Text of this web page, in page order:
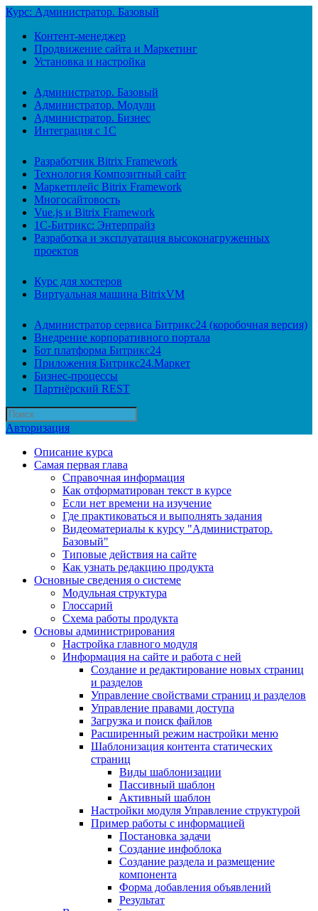
Курс: Администратор. Базовый
Контент-менеджер
Продвижение сайта и Маркетинг
Установка и настройка
Администратор. Базовый
Администратор. Модули
Администратор. Бизнес
Интеграция с 1С
Разработчик Bitrix Framework
Технология Композитный сайт
Маркетплейс Bitrix Framework
Многосайтовость
Vue.js и Bitrix Framework
1С-Битрикс: Энтерпрайз
Разработка и эксплуатация высоконагруженных
проектов
Курс для хостеров
Виртуальная машина BitrixVM
Администратор сервиса Битрикс24 (коробочная версия)
Внедрение корпоративного портала
Бот платформа Битрикс24
Приложения Битрикс24.Маркет
Бизнес-процессы
Партнёрский REST
Авторизация
Описание курса
Самая первая глава
Справочная информация
Как отформатирован текст в курсе
Если нет времени на изучение
Где практиковаться и выполнять задания
Видеоматериалы к курсу "Администратор.
Базовый"
Типовые действия на сайте
Как узнать редакцию продукта
Основные сведения о системе
Модульная структура
Глоссарий
Схема работы продукта
Основы администрирования
Настройка главного модуля
Информация на сайте и работа с ней
Создание и редактирование новых страниц
и разделов
Управление свойствами страниц и разделов
Управление правами доступа
Загрузка и поиск файлов
Расширенный режим настройки меню
Шаблонизация контента статических
страниц
Виды шаблонизации
Пассивный шаблон
Активный шаблон
Настройки модуля Управление структурой
Пример работы с информацией
Постановка задачи
Создание инфоблока
Создание раздела и размещение
компонента
Форма добавления объявлений
Результат